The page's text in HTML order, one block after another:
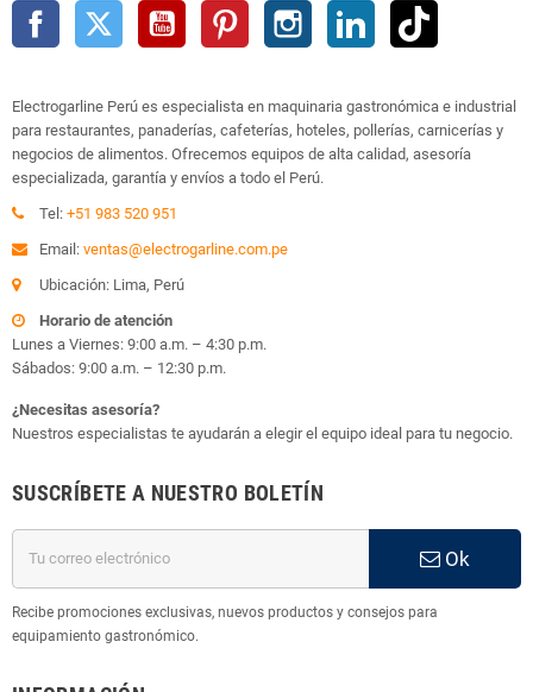
Facebook Twitter YouTube Pinterest Instagram LinkedIn
Electrogarline Perú es especialista en maquinaria gastronómica e industrial
para restaurantes, panaderías, cafeterías, hoteles, pollerías, carnicerías y
negocios de alimentos. Ofrecemos equipos de alta calidad, asesoría
especializada, garantía y envíos a todo el Perú.
Tel: +51 983 520 951
Email: ventas@electrogarline.com.pe
Ubicación: Lima, Perú
Horario de atención
Lunes a Viernes: 9:00 a.m. – 4:30 p.m.
Sábados: 9:00 a.m. – 12:30 p.m.
¿Necesitas asesoría?
Nuestros especialistas te ayudarán a elegir el equipo ideal para tu negocio.
SUSCRÍBETE A NUESTRO BOLETÍN
Ok
Recibe promociones exclusivas, nuevos productos y consejos para
equipamiento gastronómico.